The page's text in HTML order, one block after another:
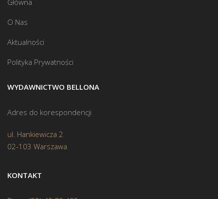
Główna
O Nas
Aktualności
Polityka Prywatności
WYDAWNICTWO BELLONA
Adres do korespondencji
ul. Hankiewicza 2
02-103 Warszawa
KONTAKT